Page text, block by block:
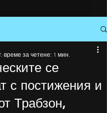
се
с постижения и
Трабзон,
време за четене: 1 мин.